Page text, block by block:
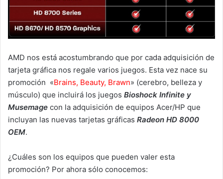
AMD nos está acostumbrando que por cada adquisición de
tarjeta gráfica nos regale varios juegos. Esta vez nace su
promoción «Brains, Beauty, Brawn» (cerebro, belleza y
músculo) que incluirá los juegos Bioshock Infinite y
Musemage con la adquisición de equipos Acer/HP que
incluyan las nuevas tarjetas gráficas Radeon HD 8000
OEM.
¿Cuáles son los equipos que pueden valer esta
promoción? Por ahora sólo conocemos: